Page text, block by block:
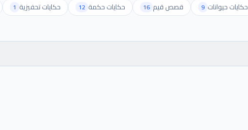
حكايات حيوانات 9 قصص قيم 16 حكايات حكمة 12 حكايات تحفيزية 1